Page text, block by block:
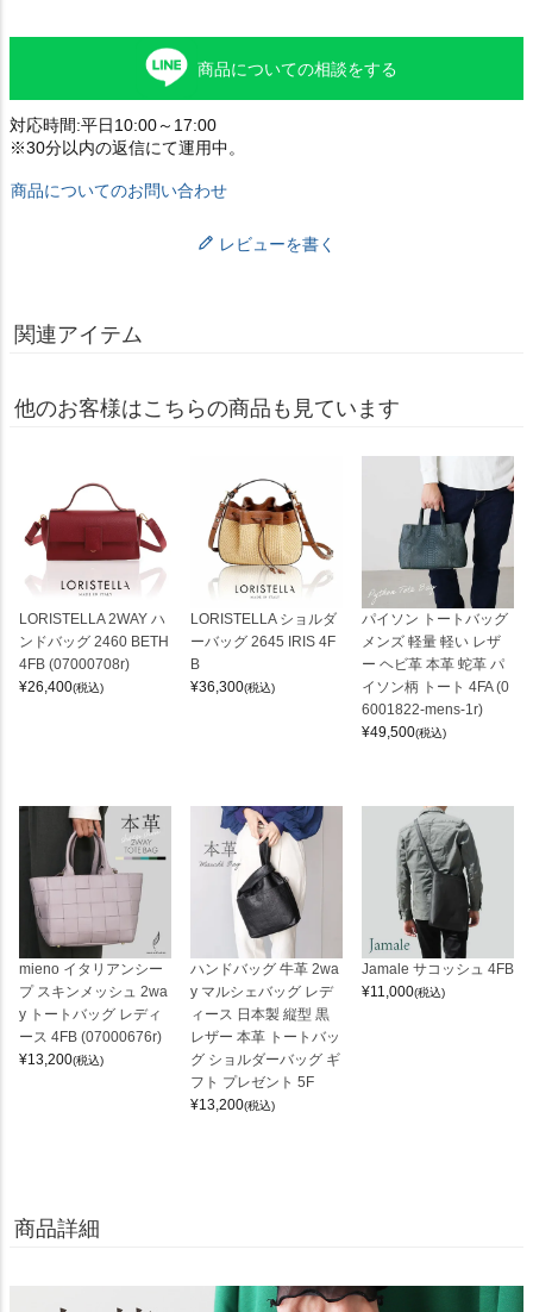
商品についての相談をする
対応時間:平日10:00～17:00
※30分以内の返信にて運用中。
商品についてのお問い合わせ
レビューを書く
関連アイテム
他のお客様はこちらの商品も見ています
LORISTELLA 2WAY ハ
ンドバッグ 2460 BETH
4FB (07000708r)
¥26,400(税込)
LORISTELLA ショルダ
ーバッグ 2645 IRIS 4F
B
¥36,300(税込)
パイソン トートバッグ
メンズ 軽量 軽い レザ
ー ヘビ革 本革 蛇革 パ
イソン柄 トート 4FA (0
6001822-mens-1r)
¥49,500(税込)
mieno イタリアンシー
プ スキンメッシュ 2wa
y トートバッグ レディ
ース 4FB (07000676r)
¥13,200(税込)
ハンドバッグ 牛革 2wa
y マルシェバッグ レデ
ィース 日本製 縦型 黒
レザー 本革 トートバッ
グ ショルダーバッグ ギ
フト プレゼント 5F
¥13,200(税込)
Jamale サコッシュ 4FB
¥11,000(税込)
商品詳細